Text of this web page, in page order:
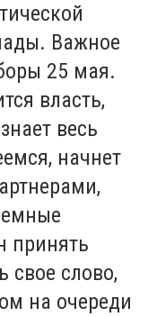
Важное
25 мая.
власть,
весь
начнет
принять
свое слово,
на очереди